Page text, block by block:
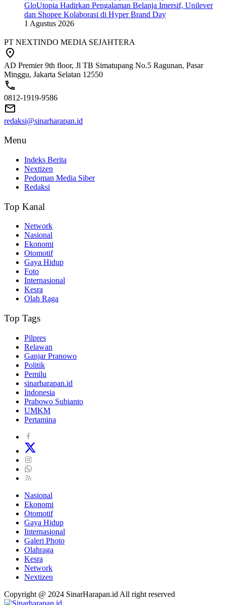
GloUtopia Hadirkan Pengalaman Belanja Imersif, Unilever
dan Shopee Kolaborasi di Hyper Brand Day
1 Agustus 2026
PT NEXTINDO MEDIA SEJAHTERA
AD Premier 9th floor, Jl TB Simatupang No.5 Ragunan, Pasar
Minggu, Jakarta Selatan 12550
0812-1919-9586
redaksi@sinarharapan.id
Menu
Indeks Berita
Nextizen
Pedoman Media Siber
Redaksi
Top Kanal
Network
Nasional
Ekonomi
Otomotif
Gaya Hidup
Foto
Internasional
Kesra
Olah Raga
Top Tags
Pilpres
Relawan
Ganjar Pranowo
Politik
Pemilu
sinarharapan.id
Indonesia
Prabowo Subianto
UMKM
Pertamina
Nasional
Ekonomi
Otomotif
Gaya Hidup
Internasional
Galeri Photo
Olahraga
Kesra
Network
Nextizen
Copyright @ 2024 SinarHarapan.id All right reserved